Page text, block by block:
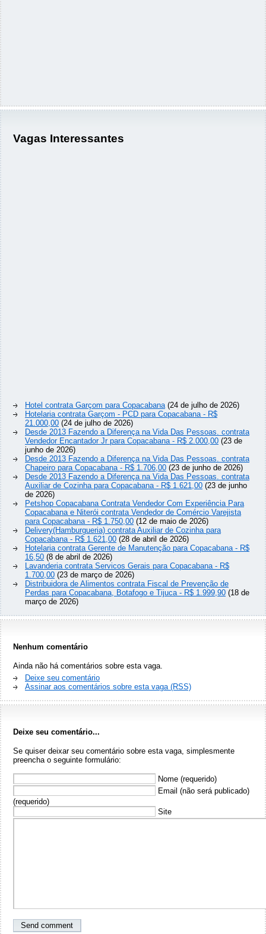
Vagas Interessantes
Hotel contrata Garçom para Copacabana(24 de julho de 2026)
Hotelaria contrata Garçom - PCD para Copacabana - R$
21.000,00 (24 de julho de 2026)
Desde 2013 Fazendo a Diferença na Vida Das Pessoas. contrata
Vendedor Encantador Jr para Copacabana - R$ 2.000,00 (23 de
junho de 2026)
Desde 2013 Fazendo a Diferença na Vida Das Pessoas. contrata
Chapeiro para Copacabana - R$ 1.706,00 (23 de junho de 2026)
Desde 2013 Fazendo a Diferença na Vida Das Pessoas. contrata
Auxiliar de Cozinha para Copacabana - R$ 1.621,00 (23 de junho
de 2026)
Petshop Copacabana Contrata Vendedor Com Experiência Para
Copacabana e Niterói contrata Vendedor de Comércio Varejista
para Copacabana - R$ 1.750,00 (12 de maio de 2026)
Delivery(Hamburgueria) contrata Auxiliar de Cozinha para
Copacabana - R$ 1.621,00 (28 de abril de 2026)
Hotelaria contrata Gerente de Manutenção para Copacabana - R$
16,50 (8 de abril de 2026)
Lavanderia contrata Servicos Gerais para Copacabana - R$
1.700,00 (23 de março de 2026)
Distribuidora de Alimentos contrata Fiscal de Prevenção de
Perdas para Copacabana, Botafogo e Tijuca - R$ 1.999,90 (18 de
março de 2026)
Nenhum comentário
Ainda não há comentários sobre esta vaga.
Deixe seu comentário
Assinar aos comentários sobre esta vaga (RSS)
Deixe seu comentário...
Se quiser deixar seu comentário sobre esta vaga, simplesmente
preencha o seguinte formulário:
Nome (requerido)
Email (não será publicado)
(requerido)
Site